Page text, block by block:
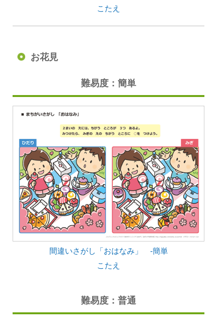
こたえ
お花見
難易度：簡単
間違いさがし「おはなみ」 -簡単
こたえ
難易度：普通